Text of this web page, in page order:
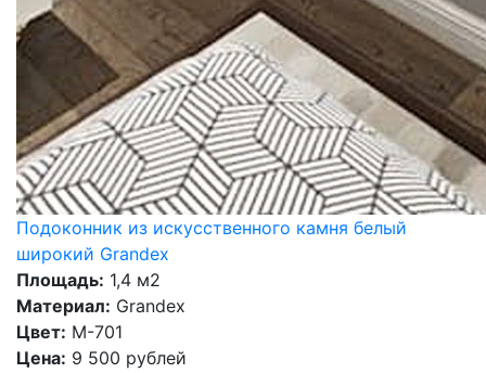
Подоконник из искусственного камня белый
широкий Grandex
Площадь: 1,4 м2
Материал: Grandex
Цвет: M-701
Цена: 9 500 рублей